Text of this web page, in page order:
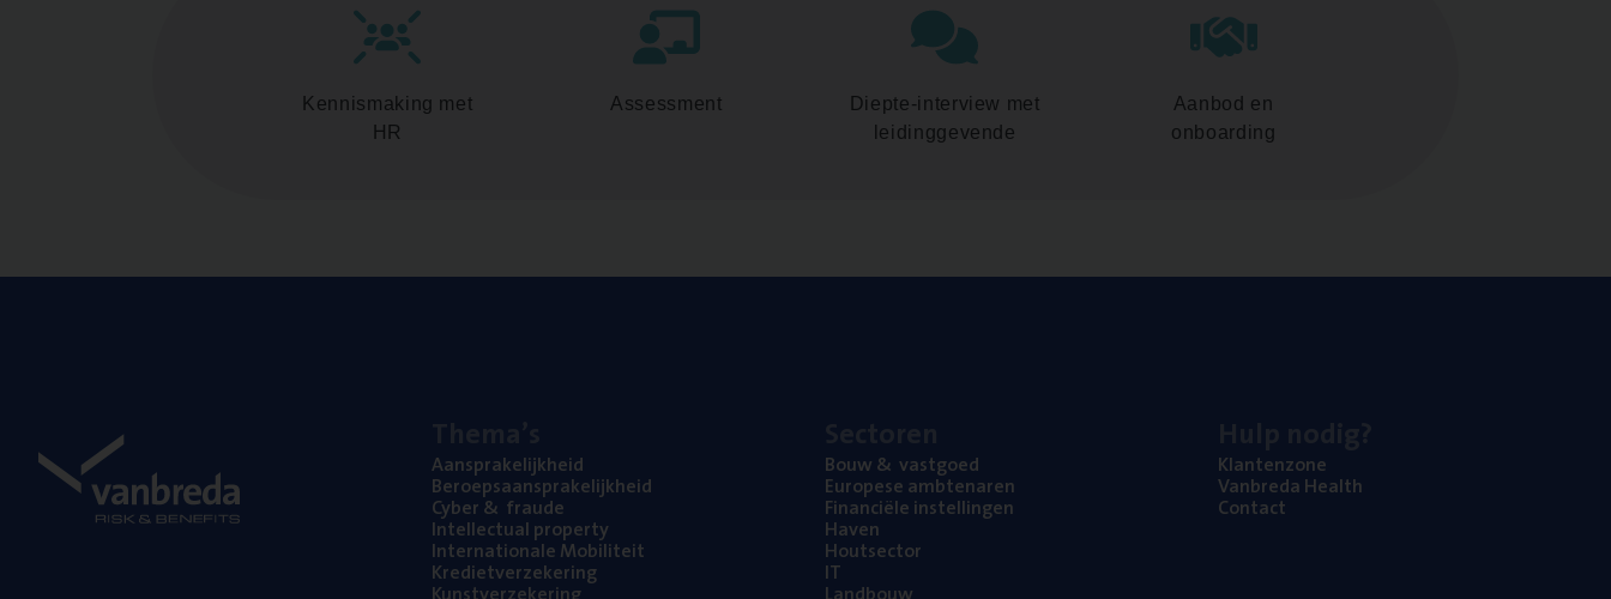
Kennismaking met
HR
Assessment
Diepte-interview met
leidinggevende
Aanbod en
onboarding
Aan­spra­ke­lijk­heid
Beroeps­aan­spra­ke­lijk­heid
Cyber& fraude
Intel­lec­tu­al property
Inter­na­ti­o­na­le Mobiliteit
Kre­diet­ver­ze­ke­ring
Bouw& vastgoed
Euro­pe­se ambtenaren
Finan­ci­ë­le instellingen
Haven
Hout­sec­tor
IT
Klan­ten­zo­ne
Van­b­re­da Health
Con­tact